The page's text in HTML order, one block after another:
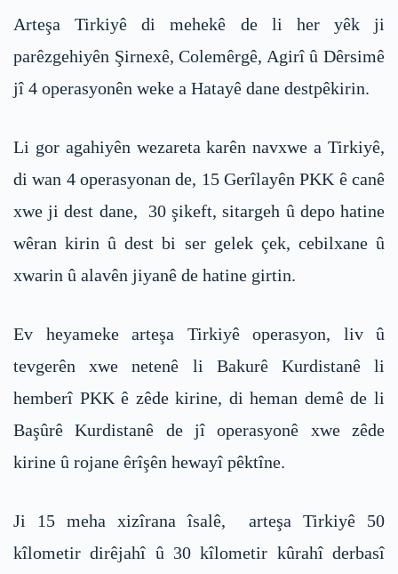
Arteşa Tirkiyê di mehekê de li her yêk ji
parêzgehiyên Şirnexê, Colemêrgê, Agirî û Dêrsimê
jî 4 operasyonên weke a Hatayê dane destpêkirin.
Li gor agahiyên wezareta karên navxwe a Tirkiyê,
di wan 4 operasyonan de, 15 Gerîlayên PKK ê canê
xwe ji dest dane, 30 şikeft, sitargeh û depo hatine
wêran kirin û dest bi ser gelek çek, cebilxane û
xwarin û alavên jiyanê de hatine girtin.
Ev heyameke arteşa Tirkiyê operasyon, liv û
tevgerên xwe netenê li Bakurê Kurdistanê li
hemberî PKK ê zêde kirine, di heman demê de li
Başûrê Kurdistanê de jî operasyonê xwe zêde
kirine û rojane êrîşên hewayî pêktîne.
Ji 15 meha xizîrana îsalê, arteşa Tirkiyê 50
kîlometir dirêjahî û 30 kîlometir kûrahî derbasî